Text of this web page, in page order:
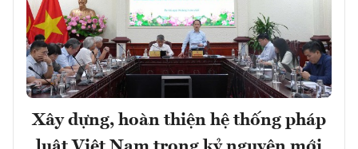
Xây dựng, hoàn thiện hệ thống pháp